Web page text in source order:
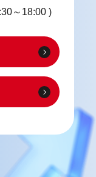
～18:00 )